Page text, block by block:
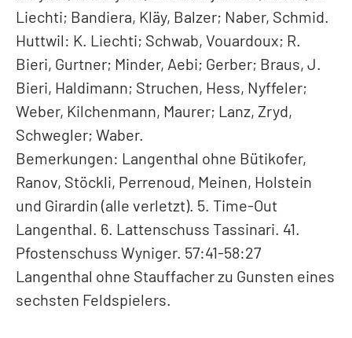
Liechti; Bandiera, Kläy, Balzer; Naber, Schmid.
Huttwil: K. Liechti; Schwab, Vouardoux; R.
Bieri, Gurtner; Minder, Aebi; Gerber; Braus, J.
Bieri, Haldimann; Struchen, Hess, Nyffeler;
Weber, Kilchenmann, Maurer; Lanz, Zryd,
Schwegler; Waber.
Bemerkungen: Langenthal ohne Bütikofer,
Ranov, Stöckli, Perrenoud, Meinen, Holstein
und Girardin (alle verletzt). 5. Time-Out
Langenthal. 6. Lattenschuss Tassinari. 41.
Pfostenschuss Wyniger. 57:41-58:27
Langenthal ohne Stauffacher zu Gunsten eines
sechsten Feldspielers.